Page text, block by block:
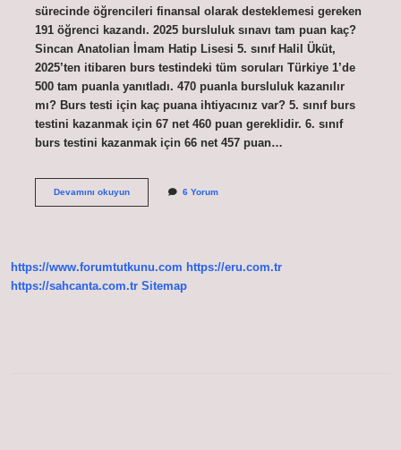
sürecinde öğrencileri finansal olarak desteklemesi gereken
191 öğrenci kazandı. 2025 bursluluk sınavı tam puan kaç?
Sincan Anatolian İmam Hatip Lisesi 5. sınıf Halil Üküt,
2025’ten itibaren burs testindeki tüm soruları Türkiye 1’de
500 tam puanla yanıtladı. 470 puanla bursluluk kazanılır
mı? Burs testi için kaç puana ihtiyacınız var? 5. sınıf burs
testini kazanmak için 67 net 460 puan gereklidir. 6. sınıf
burs testini kazanmak için 66 net 457 puan…
Devamını okuyunBursluluk
6 Yorum
https://www.forumtutkunu.com https://eru.com.tr
https://sahcanta.com.tr Sitemap